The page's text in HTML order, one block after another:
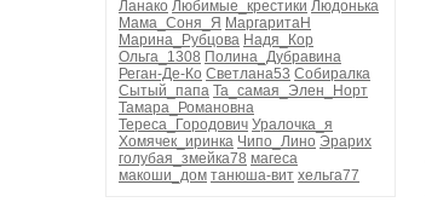
Ланако Любимые_крестики Людонька
Мама_Соня_Я МаргаритаН
Марина_Рубцова Надя_Кор
Ольга_1308 Полина_Дубравина
Реган-Де-Ко Светлана53 Собиралка
Сытый_папа Та_самая_Элен_Норт
Тамара_Романовна
Тереса_Городович Уралочка_я
Хомячек_иринка Чипо_Лино Эрарих
голубая_змейка78 магеса
макоши_дом танюша-вит хельга77